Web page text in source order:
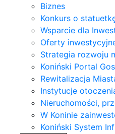
Biznes
Konkurs o
Wsparcie dla
Oferty
Strategia rozwoju
Koniński Portal
Rewitalizacja
Instytucje
Nieruchomości,
W Koninie
Koniński System